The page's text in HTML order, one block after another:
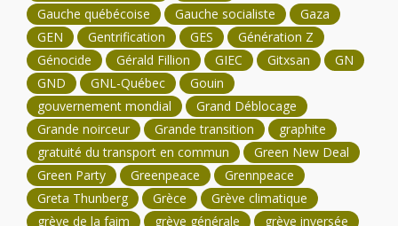
Gauche québécoise
Gauche socialiste
Gaza
GEN
Gentrification GES
Génération Z
Génocide
Gérald Fillion GIEC Gitxsan
GN
GND
GNL-Québec
Gouin
gouvernement mondial
Grand Déblocage
Grande noirceur
Grande transition
graphite
gratuité du transport en commun
Green New Deal
Green Party
Greenpeace
Grennpeace
Greta Thunberg
Grèce
Grève climatique
grève de la faim
grève générale
grève inversée